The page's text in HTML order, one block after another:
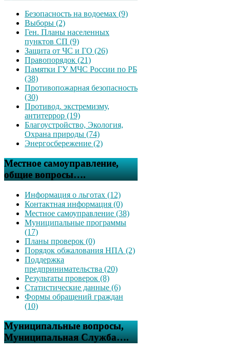
Безопасность на водоемах (9)
Выборы (2)
Ген. Планы населенных
пунктов СП (9)
Защита от ЧС и ГО (26)
Правопорядок (21)
Памятки ГУ МЧС России по РБ
(38)
Противопожарная безопасность
(30)
Противод. экстремизму,
антитеррор (19)
Благоустройство, Экология,
Охрана природы (74)
Энергосбережение (2)
Местное самоуправление,
общие вопросы….
Информация о льготах (12)
Контактная информация (0)
Местное самоуправление (38)
Муниципальные программы
(17)
Планы проверок (0)
Порядок обжалования НПА (2)
Поддержка
предпринимательства (20)
Результаты проверок (8)
Статистические данные (6)
Формы обращений граждан
(10)
Муниципальные вопросы,
Муниципальная Служба….